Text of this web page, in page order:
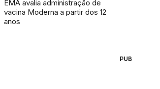
EMA avalia administração de
vacina Moderna a partir dos 12
anos
PUB